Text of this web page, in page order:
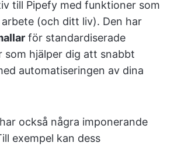
till Pipefy med funktioner som
(och ditt liv). Den har
för standardiserade
som hjälper dig att snabbt
automatiseringen av dina
också några imponerande
exempel kan dess